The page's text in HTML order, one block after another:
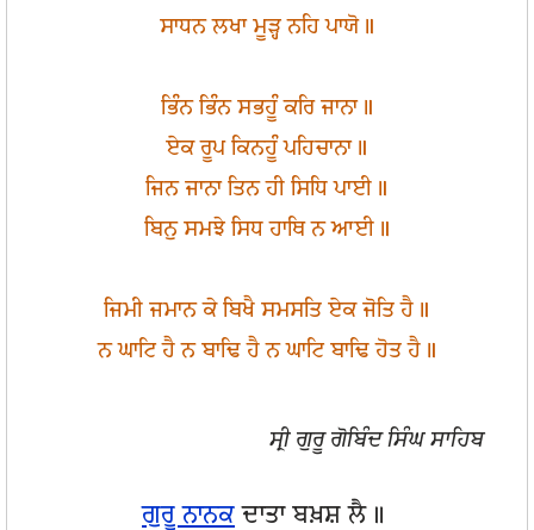
ਸਾਧਨ ਲਖਾ ਮੂੜ੍ਹ ਨਹਿ ਪਾਯੋ॥
ਭਿੰਨ ਭਿੰਨ ਸਭਹੂੰ ਕਰਿ ਜਾਨਾ॥
ਏਕ ਰੂਪ ਕਿਨਹੂੰ ਪਹਿਚਾਨਾ॥
ਜਿਨ ਜਾਨਾ ਤਿਨ ਹੀ ਸਿਧਿ ਪਾਈ॥
ਬਿਨੁ ਸਮਝੇ ਸਿਧ ਹਾਥਿ ਨ ਆਈ॥
ਜਿਮੀ ਜਮਾਨ ਕੇ ਬਿਖੈ ਸਮਸਤਿ ਏਕ ਜੋਤਿ ਹੈ॥
ਨ ਘਾਟਿ ਹੈ ਨ ਬਾਢਿ ਹੈ ਨ ਘਾਟਿ ਬਾਢਿ ਹੋਤ ਹੈ॥
ਸ੍ਰੀ ਗੁਰੂ ਗੋਬਿੰਦ ਸਿੰਘ ਸਾਹਿਬ
ਗੁਰੂ ਨਾਨਕ ਦਾਤਾ ਬਖ਼ਸ਼ ਲੈ॥